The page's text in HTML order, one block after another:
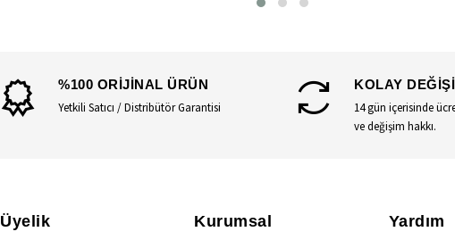
%100 ORİJİNAL ÜRÜN
Yetkili Satıcı / Distribütör Garantisi
KOLAY
14 gün içerisinde
ve değişim hakkı.
Üyelik Kurumsal Yardım